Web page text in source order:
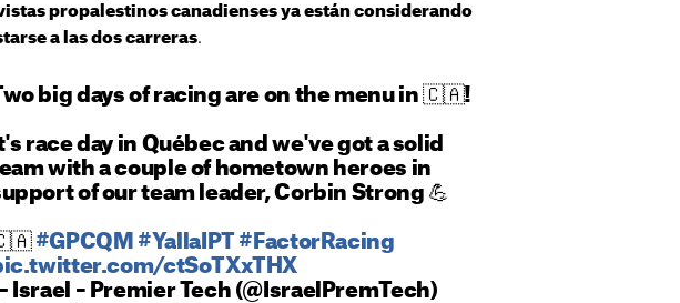
propalestinos canadienses ya están considerando
a las dos carreras.
big days of racing are on the menu in 🇨🇦!
race day in Québec and we've got a solid
with a couple of hometown heroes in
of our team leader, Corbin Strong 💪
#GPCQM #YallaIPT #FactorRacing
ctSoTXxTHX
Israel – Premier Tech (@IsraelPremTech)